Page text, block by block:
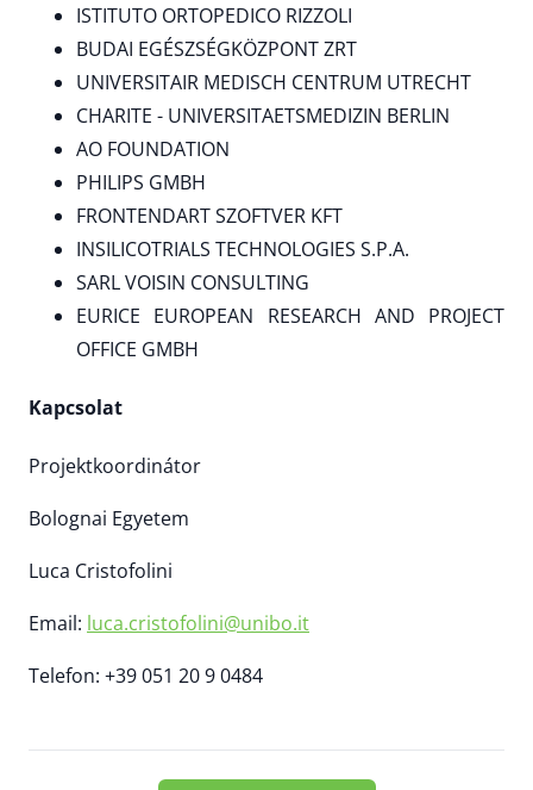
ISTITUTO ORTOPEDICO RIZZOLI
BUDAI EGÉSZSÉGKÖZPONT ZRT
UNIVERSITAIR MEDISCH CENTRUM UTRECHT
CHARITE - UNIVERSITAETSMEDIZIN BERLIN
AO FOUNDATION
PHILIPS GMBH
FRONTENDART SZOFTVER KFT
INSILICOTRIALS TECHNOLOGIES S.P.A.
SARL VOISIN CONSULTING
EURICE EUROPEAN RESEARCH AND PROJECT
OFFICE GMBH
Kapcsolat
Projektkoordinátor
Bolognai Egyetem
Luca Cristofolini
Email: luca.cristofolini@unibo.it
Telefon: +39 051 20 9 0484